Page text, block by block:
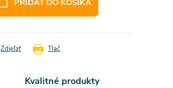
PRIDAŤ DO KOŠÍKA
Tlač
Zdieľať
Kvalitné produkty